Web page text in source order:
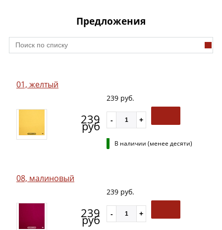
Предложения
01, желтый
239
руб
239 руб.
В наличии (менее десяти)
08, малиновый
239
руб
239 руб.